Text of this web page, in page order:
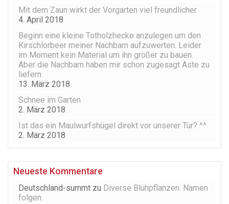
Mit dem Zaun wirkt der Vorgarten viel freundlicher
4. April 2018
Beginn eine kleine Totholzhecke anzulegen um den
Kirschlorbeer meiner Nachbarn aufzuwerten. Leider
im Moment kein Material um ihn größer zu bauen.
Aber die Nachbarn haben mir schon zugesagt Äste zu
liefern
13. März 2018
Schnee im Garten
2. März 2018
Ist das ein Maulwurfshügel direkt vor unserer Tür? ^^
2. März 2018
Neueste Kommentare
Deutschland-summt zu Diverse Blühpflanzen. Namen
folgen.